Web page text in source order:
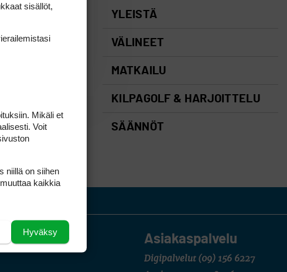
YLEISTÄ
VÄLINEET
MATKAILU
KILPAGOLF & HARJOITTELU
SÄÄNNÖT
Asiakaspalvelu
Digipalvelut (09) 156 6227
sisällöt,
Mikäli et
Voit
niillä on siihen
kaikkia
Hyväksy